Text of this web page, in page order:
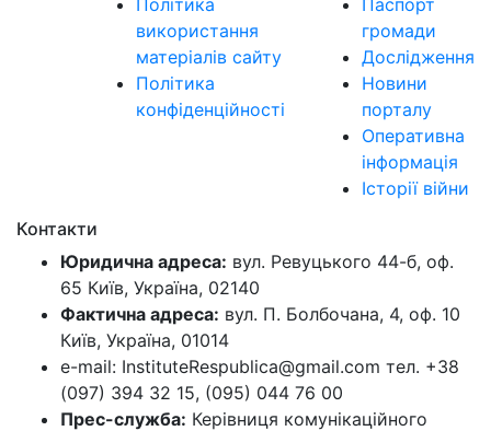
використання
матеріалів сайту
Політика
конфіденційності
громади
Дослідження
Новини
порталу
Оперативна
інформація
Історії війни
Контакти
Юридична адреса: вул. Ревуцького 44-б, оф.
65 Київ, Україна, 02140
Фактична адреса: вул. П. Болбочана, 4, оф. 10
Київ, Україна, 01014
e-mail: InstituteRespublica@gmail.com тел. +38
(097) 394 32 15, (095) 044 76 00
Прес-служба: Керівниця комунікаційного